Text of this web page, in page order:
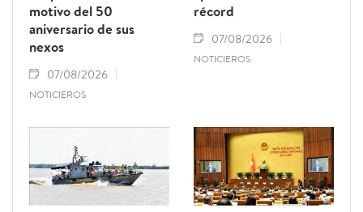
motivo del 50
aniversario de sus
nexos
07/08/2026
NOTICIEROS
récord
07/08/2026
NOTICIEROS